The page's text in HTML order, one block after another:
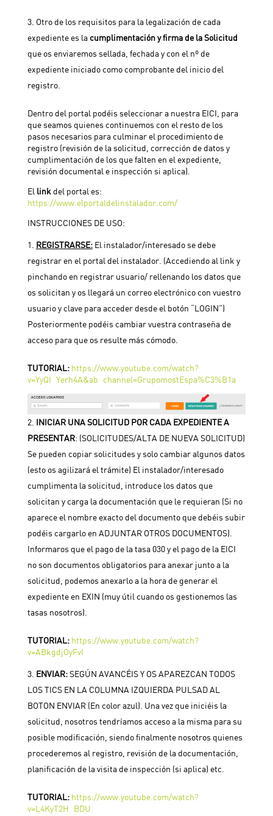
Otro de los requisitos para la legalización de cada
expediente es la cumplimentación y firma de la Solicitud
que os enviaremos sellada, fechada y con el nº de
expediente iniciado como comprobante del inicio del
registro.
Dentro del portal podéis seleccionar a nuestra EICI, para
que seamos quienes continuemos con el resto de los
pasos necesarios para culminar el procedimiento de
registro (revisión de la solicitud, corrección de datos y
cumplimentación de los que falten en el expediente,
revisión documental e inspección si aplica).
El linkdel portal es:
https://www.elportaldelinstalador.com/
INSTRUCCIONES DE USO:
REGISTRARSE:El instalador/interesado se debe
registrar en el portal del instalador. (Accediendo al link y
pinchando en registrar usuario/ rellenando los datos que
os solicitan y os llegará un correo electrónico con vuestro
usuario y clave para acceder desde el botón “LOGIN”)
Posteriormente podéis cambiar vuestra contraseña de
acceso para que os resulte más cómodo.
TUTORIAL: https://www.youtube.com/watch?
v=YyQI_Yerh4A&ab_channel=GrupomostEspa%C3%B1a
INICIAR UNA SOLICITUD POR CADA EXPEDIENTE A
PRESENTAR: (SOLICITUDES/ALTA DE NUEVA SOLICITUD)
Se pueden copiar solicitudes y solo cambiar algunos datos
(esto os agilizará el trámite) El instalador/interesado
cumplimenta la solicitud, introduce los datos que
solicitan y carga la documentación que le requieran (Si no
aparece el nombre exacto del documento que debéis subir
podéis cargarlo en ADJUNTAR OTROS DOCUMENTOS).
Informaros que el pago de la tasa 030 y el pago de la EICI
no son documentos obligatorios para anexar junto a la
solicitud, podemos anexarlo a la hora de generar el
expediente en EXIN (muy útil cuando os gestionemos las
tasas nosotros).
TUTORIAL: https://www.youtube.com/watch?
v=ABkgdjOyFvI
ENVIAR:SEGÚN AVANCÉIS Y OS APAREZCAN TODOS
LOS TICS EN LA COLUMNA IZQUIERDA PULSAD AL
BOTON ENVIAR (En color azul). Una vez que iniciéis la
solicitud, nosotros tendríamos acceso a la misma para su
posible modificación, siendo finalmente nosotros quienes
procederemos al registro, revisión de la documentación,
planificación de la visita de inspección (si aplica) etc.
TUTORIAL: https://www.youtube.com/watch?
v=L4KyT2H_BDU